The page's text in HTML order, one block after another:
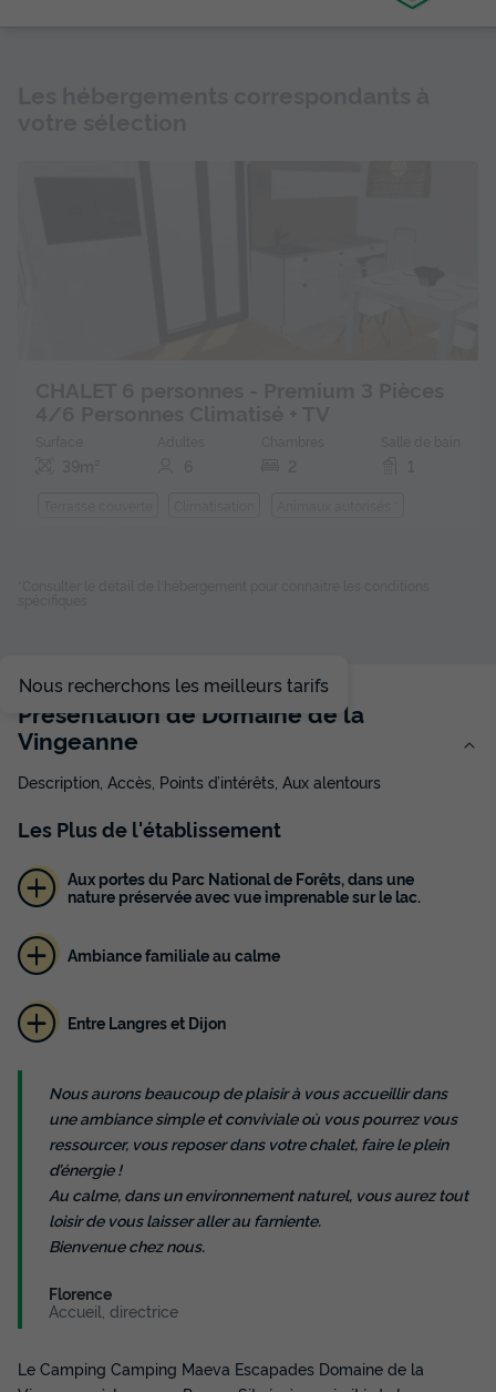
Meilleur prix pour 7 nuits
Modifier les dates
689 €
Voir les disponibilités
Nous recherchons les meilleurs tarifs
Présentation de Domaine de la
Vingeanne
Description, Accès, Points d’intérêts, Aux alentours
Les Plusde l'établissement
Aux portes du Parc National de Forêts, dans une
nature préservée avec vue imprenable sur le lac.
Ambiance familiale au calme
Entre Langres et Dijon
Nous aurons beaucoup de plaisir à vous accueillir dans
une ambiance simple et conviviale où vous pourrez vous
ressourcer, vous reposer dans votre chalet, faire le plein
d’énergie !
Au calme, dans un environnement naturel, vous aurez tout
loisir de vous laisser aller au farniente.
Bienvenue chez nous.
Florence
Accueil, directrice
Le Camping Camping Maeva Escapades Domaine de la